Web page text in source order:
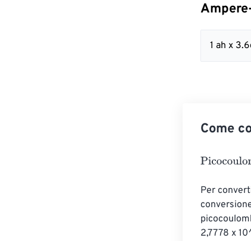
1 ah x
Come
Per
2,7778 x